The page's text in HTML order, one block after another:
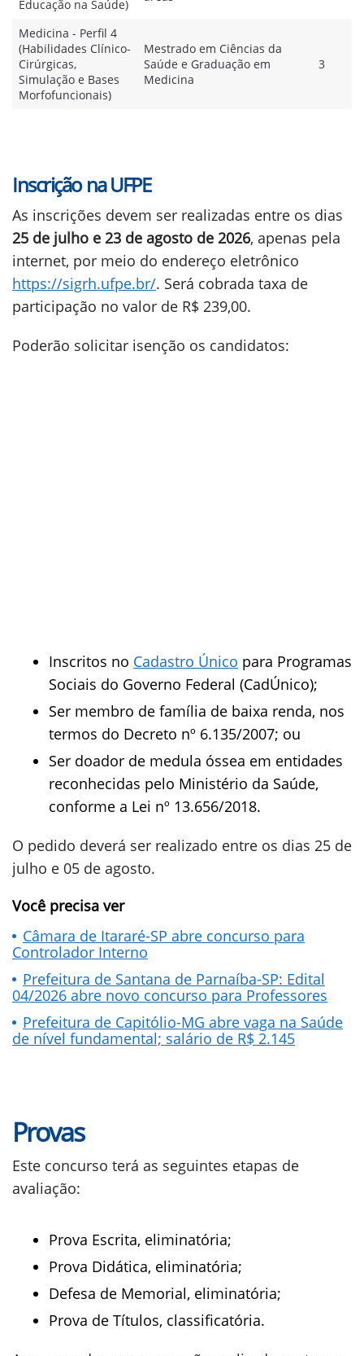
Educação na Saúde)
Medicina - Perfil 4
(Habilidades Clínico-
Cirúrgicas,
Simulação e Bases
Morfofuncionais)
Mestrado em Ciências da
Saúde e Graduação em
Medicina
3
Inscrição na UFPE
As inscrições devem ser realizadas entre os dias
25 de julho e 23 de agosto de 2026, apenas pela
internet, por meio do endereço eletrônico
https://sigrh.ufpe.br/. Será cobrada taxa de
participação no valor de R$ 239,00.
Poderão solicitar isenção os candidatos:
Inscritos no Cadastro Único para Programas
Sociais do Governo Federal (CadÚnico);
Ser membro de família de baixa renda, nos
termos do Decreto nº 6.135/2007; ou
Ser doador de medula óssea em entidades
reconhecidas pelo Ministério da Saúde,
conforme a Lei nº 13.656/2018.
O pedido deverá ser realizado entre os dias 25 de
julho e 05 de agosto.
Você precisa ver
Câmara de Itararé-SP abre concurso para
Controlador Interno
Prefeitura de Santana de Parnaíba-SP: Edital
04/2026 abre novo concurso para Professores
Prefeitura de Capitólio-MG abre vaga na Saúde
de nível fundamental; salário de R$ 2.145
Provas
Este concurso terá as seguintes etapas de
avaliação:
Prova Escrita, eliminatória;
Prova Didática, eliminatória;
Defesa de Memorial, eliminatória;
Prova de Títulos, classificatória.